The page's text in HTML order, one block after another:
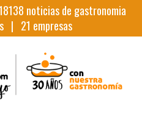
noticias de gastronomia
| 21 empresas